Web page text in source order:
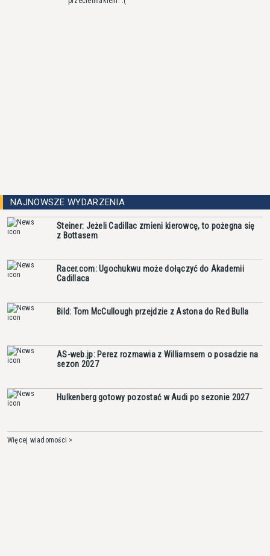
NAJNOWSZE WYDARZENIA
Steiner: Jeżeli Cadillac zmieni kierowcę, to pożegna się
z Bottasem
Racer.com: Ugochukwu może dołączyć do Akademii
Cadillaca
Bild: Tom McCullough przejdzie z Astona do Red Bulla
AS-web.jp: Perez rozmawia z Williamsem o posadzie na
sezon 2027
Hulkenberg gotowy pozostać w Audi po sezonie 2027
Więcej wiadomości >